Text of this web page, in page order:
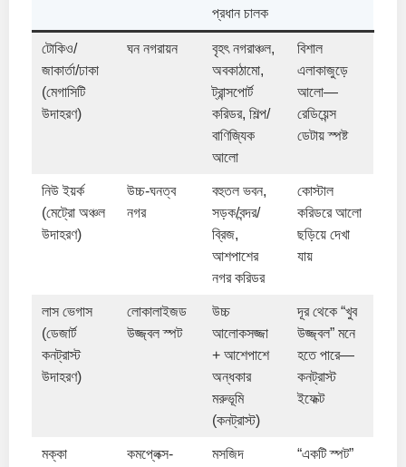
প্রধান চালক
টোকিও/
জাকার্তা/ঢাকা
(মেগাসিটি
উদাহরণ)
ঘন নগরায়ন
বৃহৎ নগরাঞ্চল,
অবকাঠামো,
ট্রান্সপোর্ট
করিডর, শিল্প/
বাণিজ্যিক
আলো
বিশাল
এলাকাজুড়ে
আলো—
রেডিয়েন্স
ডেটায় স্পষ্ট
নিউ ইয়র্ক
(মেট্রো অঞ্চল
উদাহরণ)
উচ্চ-ঘনত্ব
নগর
বহুতল ভবন,
সড়ক/বন্দর/
ব্রিজ,
আশপাশের
নগর করিডর
কোস্টাল
করিডরে আলো
ছড়িয়ে দেখা
যায়
লাস ভেগাস
(ডেজার্ট
কনট্রাস্ট
উদাহরণ)
লোকালাইজড
উজ্জ্বল স্পট
উচ্চ
আলোকসজ্জা
+ আশেপাশে
অন্ধকার
মরুভূমি
(কনট্রাস্ট)
দূর থেকে “খুব
উজ্জ্বল” মনে
হতে পারে—
কনট্রাস্ট
ইফেক্ট
মক্কা
কমপ্লেক্স-
মসজিদ
“একটি স্পট”